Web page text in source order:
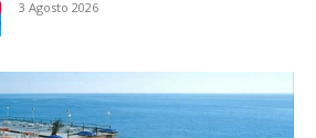
3 Agosto 2026